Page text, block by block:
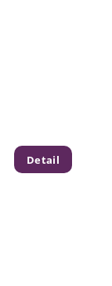
Detail